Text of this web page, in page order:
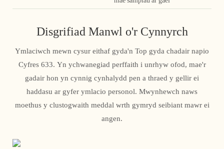
Disgrifiad Manwl o'r Cynnyrch
Ymlaciwch mewn cysur eithaf gyda'n Top gyda chadair napio
Cyfres 633. Yn ychwanegiad perffaith i unrhyw ofod, mae'r
gadair hon yn cynnig cynhalydd pen a thraed y gellir ei
haddasu ar gyfer ymlacio personol. Mwynhewch naws
moethus y clustogwaith meddal wrth gymryd seibiant mawr ei
angen.